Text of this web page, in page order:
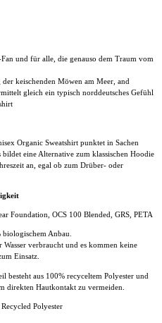
und für alle, die genauso dem Traum vom
keischenden Möwen am Meer, and
gleich ein typisch norddeutsches Gefühl
Organic Sweatshirt punktet in Sachen
eine Alternative zum klassischen Hoodie
an, egal ob zum Drüber- oder
Foundation, OCS 100 Blended, GRS, PETA
biologischem Anbau.
verbraucht und es kommen keine
Einsatz.
besteht aus 100% recyceltem Polyester und
direkten Hautkontakt zu vermeiden.
Polyester